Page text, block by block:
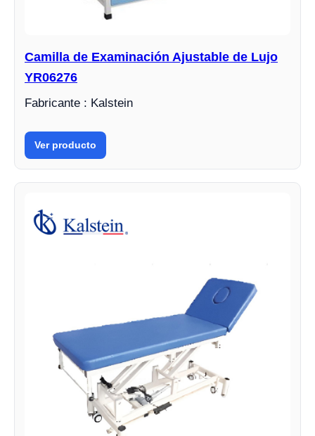
Camilla de Examinación Ajustable de Lujo
YR06276
Fabricante : Kalstein
Ver producto